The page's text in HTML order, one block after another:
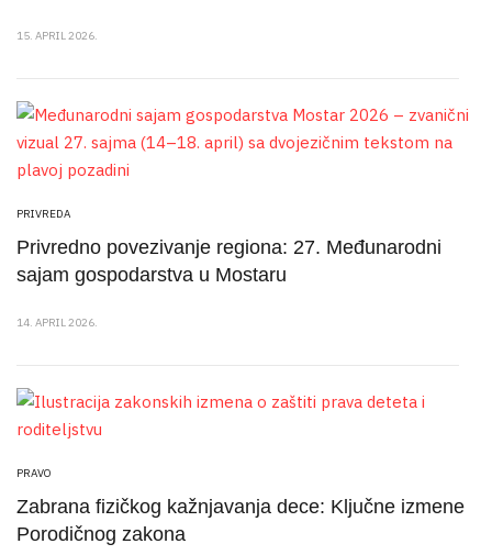
15. APRIL 2026.
PRIVREDA
Privredno povezivanje regiona: 27. Međunarodni
sajam gospodarstva u Mostaru
14. APRIL 2026.
PRAVO
Zabrana fizičkog kažnjavanja dece: Ključne izmene
Porodičnog zakona